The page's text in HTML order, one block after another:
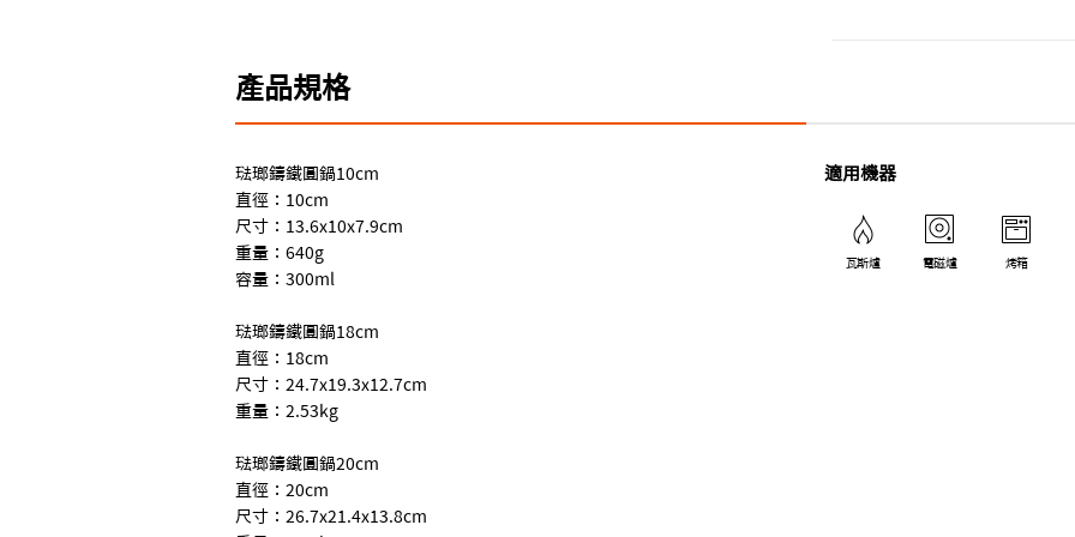
產品規格
琺瑯鑄鐵圓鍋10cm
直徑：10cm
尺寸：13.6x10x7.9cm
重量：640g
容量：300ml
琺瑯鑄鐵圓鍋18cm
直徑：18cm
尺寸：24.7x19.3x12.7cm
重量：2.53kg
琺瑯鑄鐵圓鍋20cm
直徑：20cm
尺寸：26.7x21.4x13.8cm
適用機器
瓦斯爐 電磁爐 烤箱